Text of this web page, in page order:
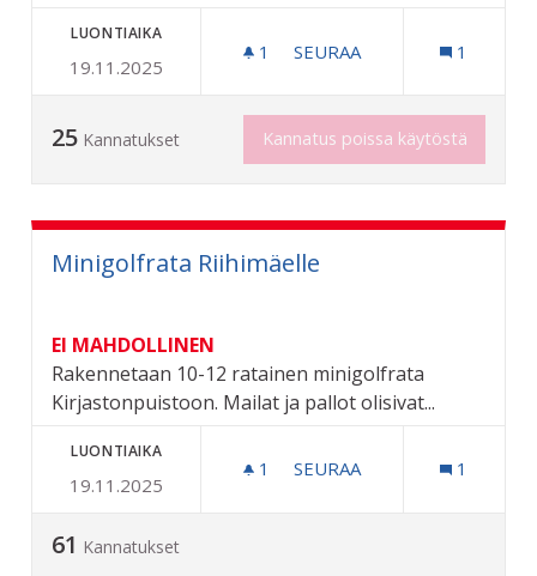
LUONTIAIKA
19.11.2025
1 1 SEURAAJA
SEURAA 1
25 Kannatukset Kannatus poissa käytöstä
Minigolfrata Riihimäelle
EI MAHDOLLINEN
Rakennetaan 10-12 ratainen minigolfrata
Kirjastonpuistoon. Mailat ja pallot olisivat...
LUONTIAIKA
19.11.2025
1 1 SEURAAJA
SEURAA 1
61 Kannatukset